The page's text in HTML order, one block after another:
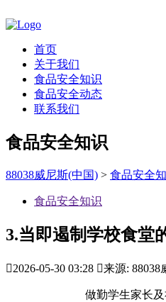
首页
关于我们
食品安全知识
食品安全动态
联系我们
食品安全知识
88038威尼斯(中国) > 食品安全
食品安全知识
3.当即遏制学校食堂
2026-05-30 03:28 来源: 88038
做勤学生家长及